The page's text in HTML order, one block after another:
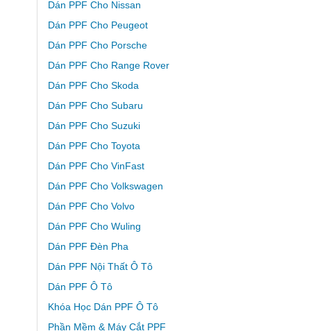
Dán PPF Cho Nissan
Dán PPF Cho Peugeot
Dán PPF Cho Porsche
Dán PPF Cho Range Rover
Dán PPF Cho Skoda
Dán PPF Cho Subaru
Dán PPF Cho Suzuki
Dán PPF Cho Toyota
Dán PPF Cho VinFast
Dán PPF Cho Volkswagen
Dán PPF Cho Volvo
Dán PPF Cho Wuling
Dán PPF Đèn Pha
Dán PPF Nội Thất Ô Tô
Dán PPF Ô Tô
Khóa Học Dán PPF Ô Tô
Phần Mềm & Máy Cắt PPF